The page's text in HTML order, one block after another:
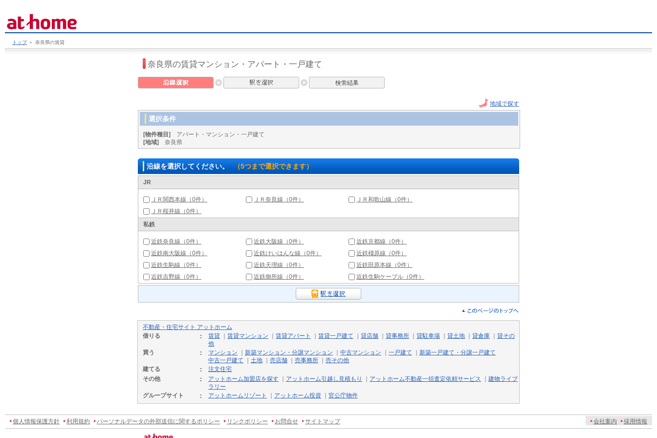
トップ ＞ 奈良県の賃貸
奈良県の賃貸マンション・アパート・一戸建て
地域で探す
選択条件
[物件種目]
アパート・マンション・一戸建て
[地域]
奈良県
沿線を選択してください。 （5つまで選択できます）
JR
ＪＲ関西本線（0件） ＪＲ奈良線（0件）
ＪＲ和歌山線（0件）
ＪＲ桜井線（0件）
私鉄
近鉄奈良線（0件） 近鉄大阪線（0件）
近鉄京都線（0件）
近鉄南大阪線（0件）
近鉄けいはんな線（0件）
近鉄橿原線（0件）
近鉄生駒線（0件）
近鉄天理線（0件）
近鉄田原本線（0件）
近鉄吉野線（0件）
近鉄御所線（0件） 近鉄生駒ケーブル（0件）
不動産・住宅サイト アットホーム
借りる
賃貸 賃貸マンション 賃貸アパート 賃貸一戸建て 貸店舗 貸事務所 貸駐車場 貸土地 貸倉庫
貸その
他
買う
マンション 新築マンション・分譲マンション 中古マンション 一戸建て
新築一戸建て・分譲一戸建て
中古一戸建て
土地 売店舗 売事務所
売その他
建てる
注文住宅
その他
アットホーム加盟店を探す アットホーム引越し見積もり アットホーム不動産一括査定依頼サービス
建物ライブ
ラリー
グループサイト
アットホームリゾート アットホーム投資 官公庁物件
個人情報保護方針 利用規約 パーソナルデータの外部送信に関するポリシー リンクポリシー お問合せ サイトマップ 会社案内 採用情報